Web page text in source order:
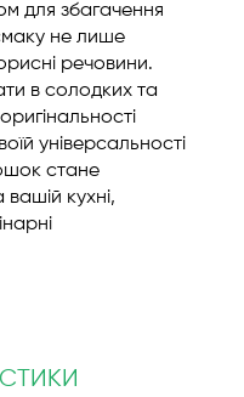
для збагачення
не лише
речовини.
в солодких та
універсальності
стане
вашій кухні,